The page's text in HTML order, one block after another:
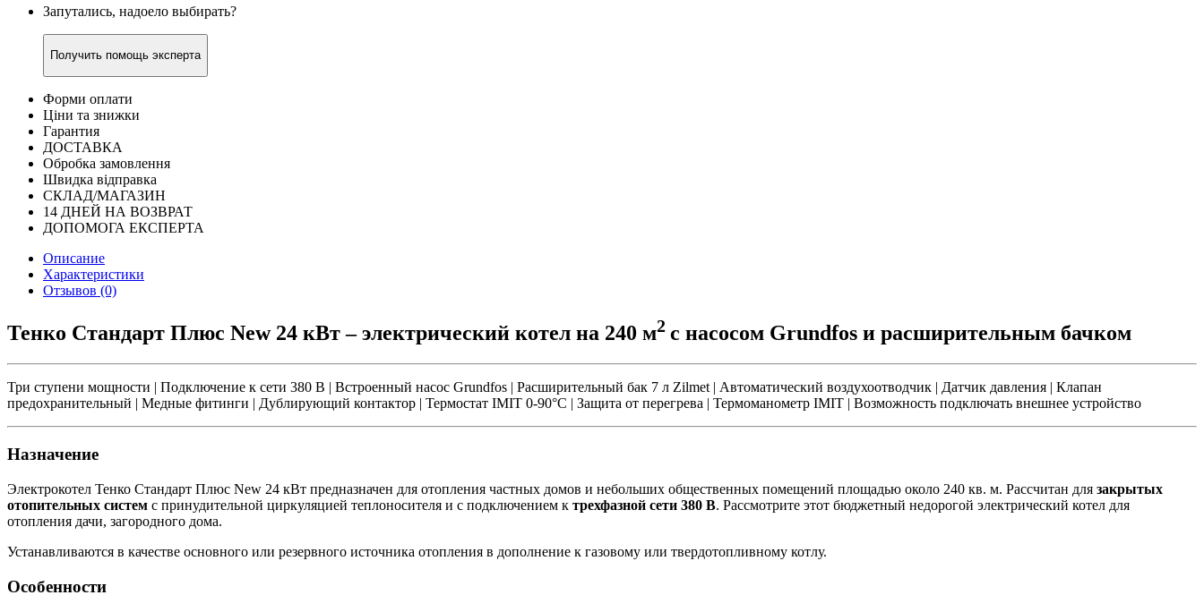
Запутались, надоело выбирать?
Получить помощь эксперта
Форми оплати
Ціни та знижки
Гарантия
ДОСТАВКА
Обробка замовлення
Швидка відправка
СКЛАД/МАГАЗИН
14 ДНЕЙ НА ВОЗВРАТ
ДОПОМОГА ЕКСПЕРТА
Описание
Характеристики
Отзывов (0)
Тенко Стандарт Плюс New 24 кВт – электрический котел на 240 м2 с насосом Grundfos и расширительным бачком
Три ступени мощности | Подключение к сети 380 В | Встроенный насос Grundfos | Расширительный бак 7 л Zilmet | Автоматический воздухоотводчик | Датчик давления | Клапан
предохранительный | Медные фитинги | Дублирующий контактор | Термостат IMIT 0-90°C | Защита от перегрева | Термоманометр IMIT | Возможность подключать внешнее устройство
Назначение
Электрокотел Тенко Стандарт Плюс New 24 кВт предназначен для отопления частных домов и небольших общественных помещений площадью около 240 кв. м. Рассчитан для закрытых
отопительных систем с принудительной циркуляцией теплоносителя и с подключением к трехфазной сети 380 В. Рассмотрите этот бюджетный недорогой электрический котел для
отопления дачи, загородного дома.
Устанавливаются в качестве основного или резервного источника отопления в дополнение к газовому или твердотопливному котлу.
Особенности